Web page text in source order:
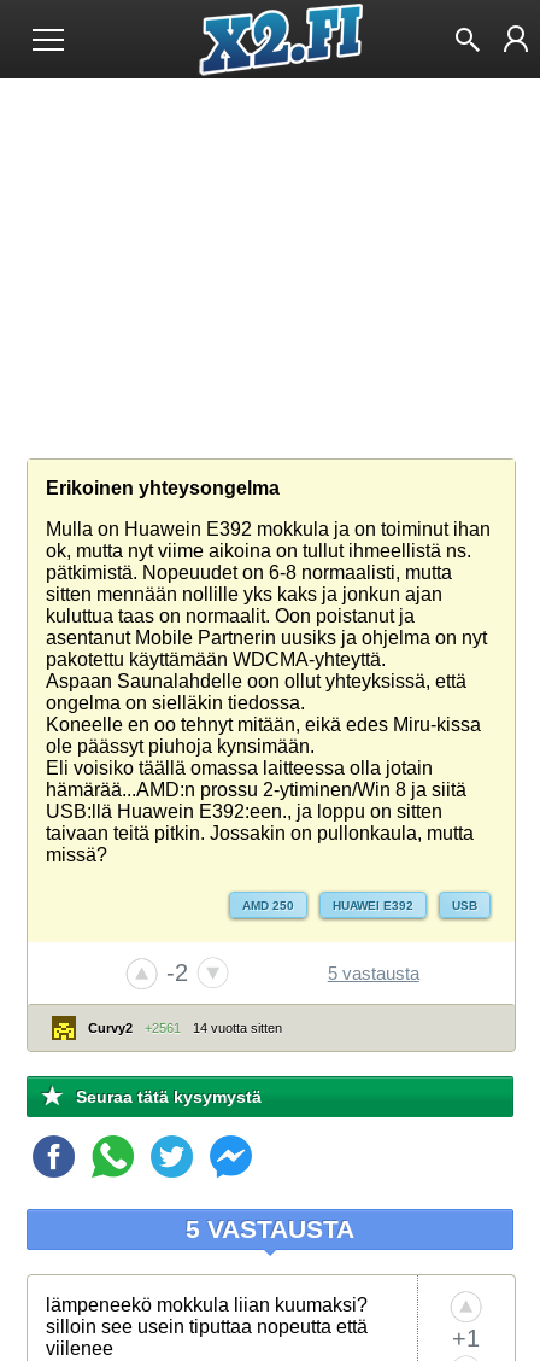
Erikoinen yhteysongelma
Mulla on Huawein E392 mokkula ja on toiminut ihan
ok, mutta nyt viime aikoina on tullut ihmeellistä ns.
pätkimistä. Nopeuudet on 6-8 normaalisti, mutta
sitten mennään nollille yks kaks ja jonkun ajan
kuluttua taas on normaalit. Oon poistanut ja
asentanut Mobile Partnerin uusiks ja ohjelma on nyt
pakotettu käyttämään WDCMA-yhteyttä.
Aspaan Saunalahdelle oon ollut yhteyksissä, että
ongelma on sielläkin tiedossa.
Koneelle en oo tehnyt mitään, eikä edes Miru-kissa
ole päässyt piuhoja kynsimään.
Eli voisiko täällä omassa laitteessa olla jotain
hämärää...AMD:n prossu 2-ytiminen/Win 8 ja siitä
USB:llä Huawein E392:een., ja loppu on sitten
taivaan teitä pitkin. Jossakin on pullonkaula, mutta
missä?
AMD 250 HUAWEI E392 USB
-2 5 vastausta
Curvy2 +2561 14 vuotta sitten
Seuraa tätä kysymystä
5 VASTAUSTA
lämpeneekö mokkula liian kuumaksi?
silloin see usein tiputtaa nopeutta että
viilenee
+1